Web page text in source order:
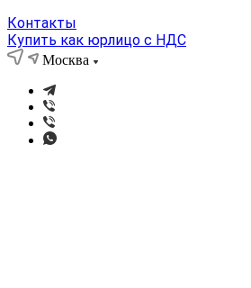
Контакты
Купить как юрлицо с НДС
Москва